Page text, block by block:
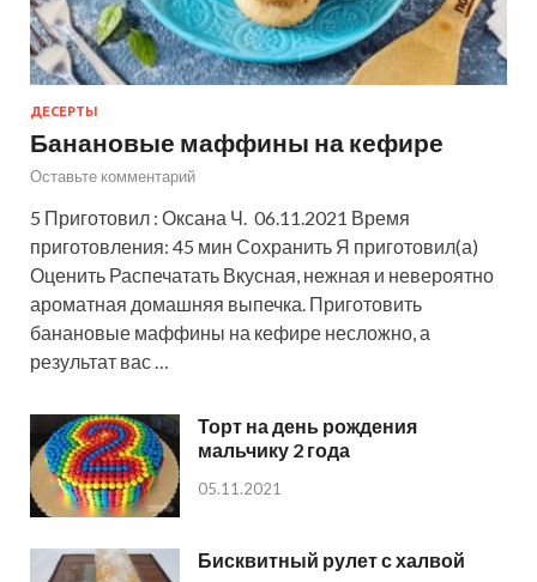
ДЕСЕРТЫ
Банановые маффины на кефире
Оставьте комментарий
5 Приготовил : Оксана Ч. 06.11.2021 Время
приготовления: 45 мин Сохранить Я приготовил(а)
Оценить Распечатать Вкусная, нежная и невероятно
ароматная домашняя выпечка. Приготовить
банановые маффины на кефире несложно, а
результат вас …
Торт на день рождения
мальчику 2 года
05.11.2021
Бисквитный рулет с халвой